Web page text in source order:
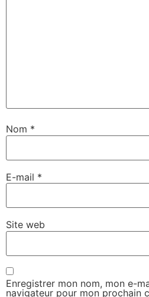
Nom *
E-mail *
Site web
Enregistrer mon nom, mon e-
navigateur pour mon prochain